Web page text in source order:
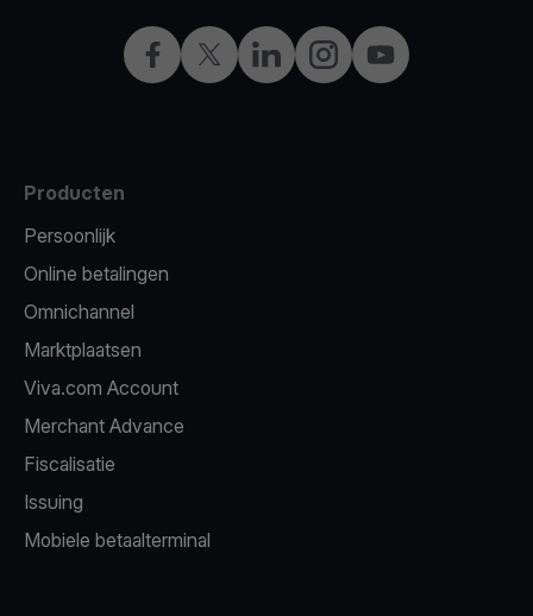
Facebook
X LinkedInInstagramYouTube
Producten
Persoonlijk
Online betalingen
Omnichannel
Marktplaatsen
Viva.com Account
Merchant Advance
Fiscalisatie
Issuing
Mobiele betaalterminal